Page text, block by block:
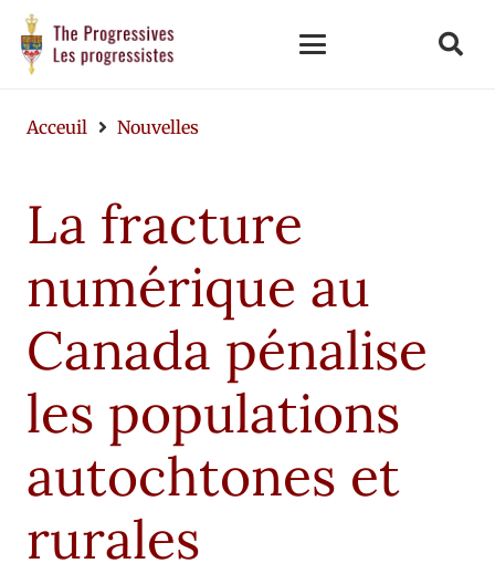
Acceuil Nouvelles
La fracture
numérique au
Canada pénalise
les populations
autochtones et
rurales